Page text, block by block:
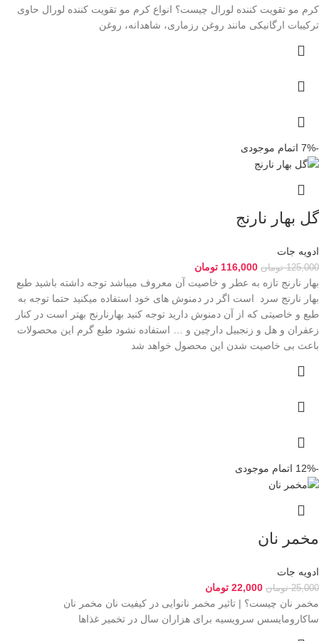
کرم مو تقویت کننده لورال چیست؟ انواع کرم مو تقویت کننده لورال حاوی
ترکیبات ارگانیکی مانند روغن رزماری، شاهدانه، روغن
-7% اتمام موجودی
گل بهار نارنج
ادویه جات
125,000 تومان 116,000 تومان
بهار نارنج تازه به عطر و خاصیت آن معروف میباشد توجه داشته باشید طبع
بهار نارنج سرد است اگر در دمنوش های خود استفاده میکنید حتما توجه به
طبع و خاصیتی که از آن دمنوش دارید توجه کنید بهارنارنج بهتر است در کنار
زعفران و هل و زنجبیل دارچین و … استفاده نشود طبع گرم این محصولات
باعث بی خاصیت شدن این محصول خواهد شد
-12% اتمام موجودی
مخمر نان
ادویه جات
25,000 تومان 22,000 تومان
مخمر نان چیست؟ | تاثیر مخمر نانوایی در کیفیت نان مخمر نان
ساکارومایسس سرویسیه برای هزاران سال در تخمیر غذا‌ها